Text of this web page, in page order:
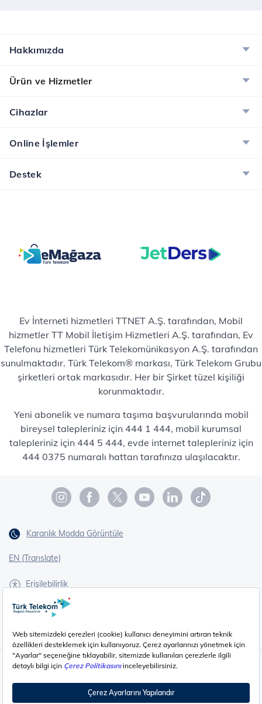
Hakkımızda
Ürün ve Hizmetler
Cihazlar
Online İşlemler
Destek
Ev İnterneti hizmetleri TTNET A.Ş. tarafından, Mobil
hizmetler TT Mobil İletişim Hizmetleri A.Ş. tarafından, Ev
Telefonu hizmetleri Türk Telekomünikasyon A.Ş. tarafından
sunulmaktadır. Türk Telekom® markası, Türk Telekom Grubu
şirketleri ortak markasıdır. Her bir Şirket tüzel kişiliği
korunmaktadır.
Yeni abonelik ve numara taşıma başvurularında mobil
bireysel talepleriniz için 444 1 444, mobil kurumsal
talepleriniz için 444 5 444, evde internet talepleriniz için
444 0375 numaralı hattan tarafınıza ulaşılacaktır.
Karanlık Modda Görüntüle
EN (Translate)
Erişilebilirlik
İşaret Dili Çevirisi